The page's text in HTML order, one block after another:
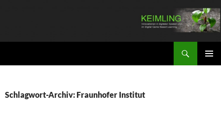
Schlagwort-Archiv: Fraunhofer Institut